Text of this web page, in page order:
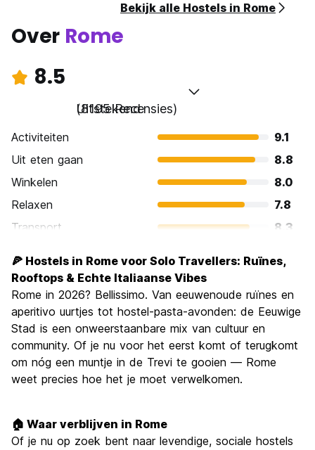
Bekijk alle Hostels in Rome
Over Rome
8.5
Uitstekend
(8195 Recensies)
Activiteiten
9.1
Uit eten gaan
8.8
Winkelen
8.0
Relaxen
7.8
Transport
8.3
Cultuur
Uitgaan
7.7
Waarde voor uw geld
7.7
🍕 Hostels in Rome voor Solo Travellers: Ruïnes,
Rooftops & Echte Italiaanse Vibes
Rome in 2026? Bellissimo. Van eeuwenoude ruïnes en
aperitivo uurtjes tot hostel-pasta-avonden: de Eeuwige
Stad is een onweerstaanbare mix van cultuur en
community. Of je nu voor het eerst komt of terugkomt
om nóg een muntje in de Trevi te gooien — Rome
weet precies hoe het je moet verwelkomen.
🏠 Waar verblijven in Rome
Of je nu op zoek bent naar levendige, sociale hostels